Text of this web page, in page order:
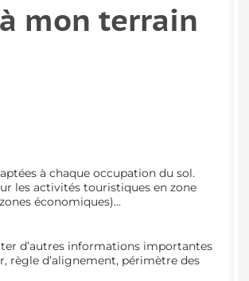
mon terrain
à chaque occupation du sol.
les activités touristiques en zone
économiques)...
d’autres informations importantes
règle d’alignement, périmètre des